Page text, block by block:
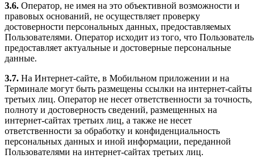
3.6. Оператор, не имея на это объективной возможности и
правовых оснований, не осуществляет проверку
достоверности персональных данных, предоставляемых
Пользователями. Оператор исходит из того, что Пользователь
предоставляет актуальные и достоверные персональные
данные.
3.7. На Интернет-сайте, в Мобильном приложении и на
Терминале могут быть размещены ссылки на интернет-сайты
третьих лиц. Оператор не несет ответственности за точность,
полноту и достоверность сведений, размещенных на
интернет-сайтах третьих лиц, а также не несет
ответственности за обработку и конфиденциальность
персональных данных и иной информации, переданной
Пользователями на интернет-сайтах третьих лиц.